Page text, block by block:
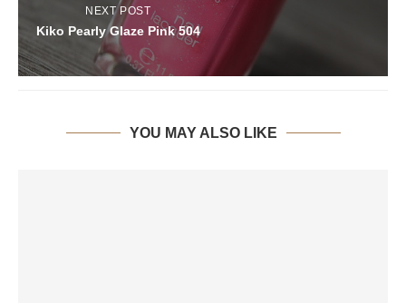
NEXT POST
Kiko Pearly Glaze Pink 504
YOU MAY ALSO LIKE